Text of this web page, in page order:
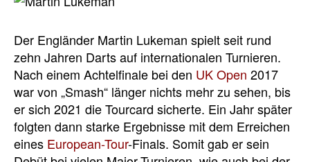
Der Engländer Martin Lukeman spielt seit rund
zehn Jahren Darts auf internationalen Turnieren.
Nach einem Achtelfinale bei den UK Open 2017
war von „Smash“ länger nichts mehr zu sehen, bis
er sich 2021 die Tourcard sicherte. Ein Jahr später
folgten dann starke Ergebnisse mit dem Erreichen
eines European-Tour-Finals. Somit gab er sein